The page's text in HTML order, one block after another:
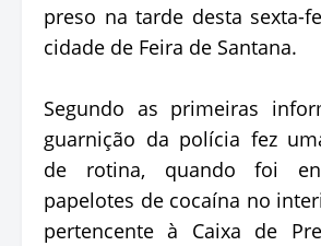
preso na tarde desta sexta-
cidade de Feira de Santana.
Segundo as primeiras
guarnição da polícia fez
de rotina, quando foi
papelotes de cocaína no
pertencente à Caixa de